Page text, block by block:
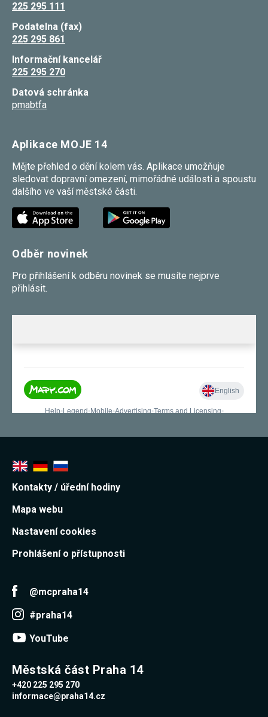
225 295 111
Podatelna (fax)
225 295 861
Informační kancelář
225 295 270
Datová schránka
pmabtfa
Aplikace MOJE 14
Mějte přehled o dění kolem vás. Aplikace umožňuje
sledovat dopravní omezení, mimořádné události a spoustu
dalšího ve vaší městské části.
Odběr novinek
Pro přihlášení k odběru novinek se musíte nejprve
přihlásit.
Kontakty / úřední hodiny
Mapa webu
Nastavení cookies
Prohlášení o přístupnosti
@mcpraha14
#praha14
YouTube
Městská část Praha 14
+420 225 295 270
informace@praha14.cz